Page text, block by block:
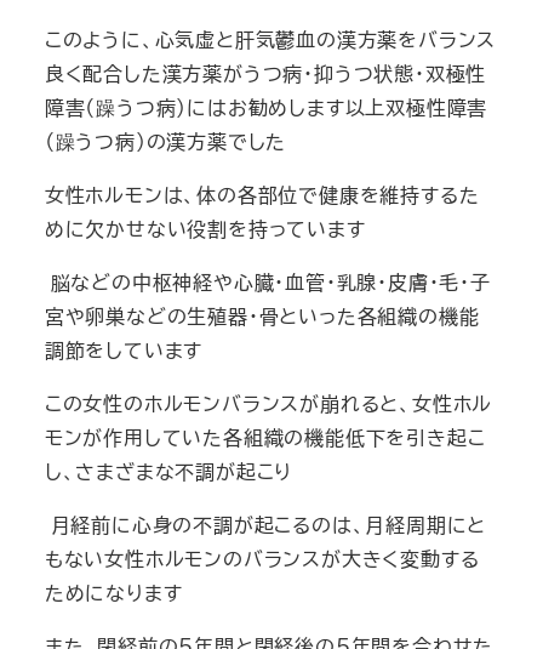
このように、心気虚と肝気鬱血の漢方薬をバランス
良く配合した漢方薬がうつ病・抑うつ状態・双極性
障害（躁うつ病)にはお勧めします以上双極性障害
（躁うつ病)の漢方薬でした
女性ホルモンは、体の各部位で健康を維持するた
めに欠かせない役割を持っています
脳などの中枢神経や心臓・血管・乳腺・皮膚・毛・子
宮や卵巣などの生殖器・骨といった各組織の機能
調節をしています
この女性のホルモンバランスが崩れると、女性ホル
モンが作用していた各組織の機能低下を引き起こ
し、さまざまな不調が起こり
月経前に心身の不調が起こるのは、月経周期にと
もない女性ホルモンのバランスが大きく変動する
ためになります